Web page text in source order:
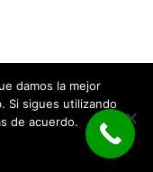
damos la mejor
Si sigues utilizando
de acuerdo.